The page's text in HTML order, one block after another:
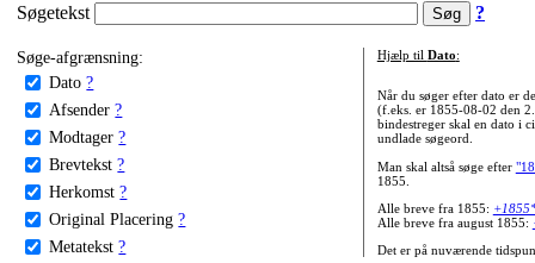
Søgetekst ?
Søge-afgrænsning:
Dato ?
Afsender ?
Modtager ?
Brevtekst ?
Herkomst ?
Original Placering ?
Metatekst ?
Hjælp til Dato:
Når du søger efter dato er
(f.eks. er 1855-08-02 den
bindestreger skal en dato i
undlade søgeord.
Man skal altså søge efter
1855.
Alle breve fra 1855:
Alle breve fra august 1855:
Det er på nuværende